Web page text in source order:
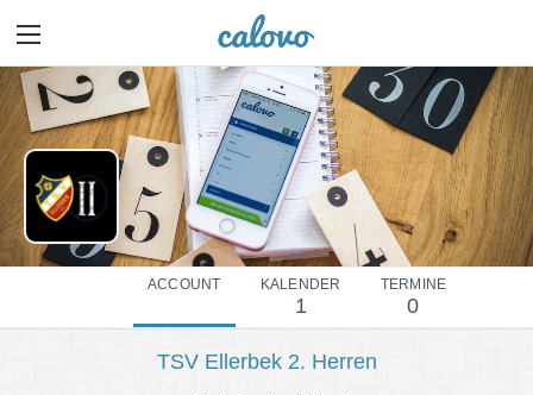
ACCOUNT KALENDER
1
TERMINE
0
TSV Ellerbek 2. Herren